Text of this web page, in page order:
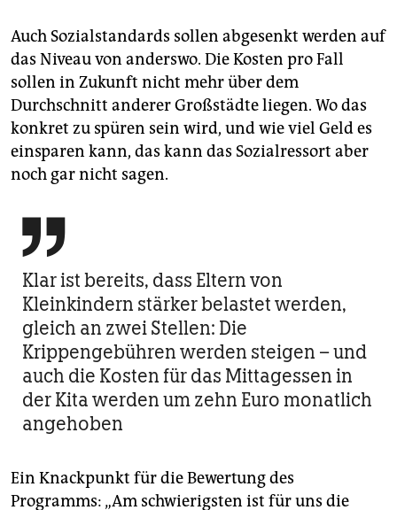
Auch Sozialstandards sollen abgesenkt werden auf
das Niveau von anderswo. Die Kosten pro Fall
sollen in Zukunft nicht mehr über dem
Durchschnitt anderer Großstädte liegen. Wo das
konkret zu spüren sein wird, und wie viel Geld es
einsparen kann, das kann das Sozialressort aber
noch gar nicht sagen.

Klar ist bereits, dass Eltern von
Kleinkindern stärker belastet werden,
gleich an zwei Stellen: Die
Krippengebühren werden steigen – und
auch die Kosten für das Mittagessen in
der Kita werden um zehn Euro monatlich
angehoben
Ein Knackpunkt für die Bewertung des
Programms: „Am schwierigsten ist für uns die